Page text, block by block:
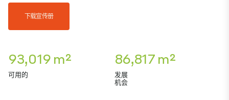
下载宣传册
93,019 m²
可用的
86,817 m²
发展
机会